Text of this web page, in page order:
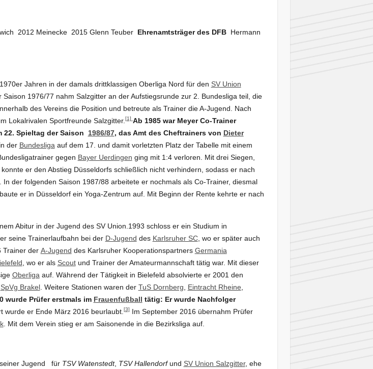
2012 Meinecke 2015 Glenn Teuber Ehrenamtsträger des DFBHermann
Jahren in der damals drittklassigen Oberliga Nord für den SV Union
1976/77 nahm Salzgitter an der Aufstiegsrunde zur 2. Bundesliga teil, die
des Vereins die Position und betreute als Trainer die A-Jugend. Nach
Lokalrivalen Sportfreunde Salzgitter. [1] Ab 1985 war Meyer Co-Trainer
22. Spieltag der Saison 1986/87, das Amt des Cheftrainers von Dieter
der Bundesliga auf dem 17. und damit vorletzten Platz der Tabelle mit einem
gegen Bayer Uerdingen ging mit 1:4 verloren. Mit drei Siegen,
er den Abstieg Düsseldorfs schließlich nicht verhindern, sodass er nach
der folgenden Saison 1987/88 arbeitete er nochmals als Co-Trainer, diesmal
er in Düsseldorf ein Yoga-Zentrum auf. Mit Beginn der Rente kehrte er nach
Abitur in der Jugend des SV Union.1993 schloss er ein Studium in
seine Trainerlaufbahn bei der D-Jugend des Karlsruher SC, wo er später auch
Trainer der A-Jugend des Karlsruher Kooperationspartners Germania
, wo er als Scoutund Trainer der Amateurmannschaft tätig war. Mit dieser
Oberliga auf. Während der Tätigkeit in Bielefeld absolvierte er 2001 den
SpVg Brakel. Weitere Stationen waren der TuS Dornberg Eintracht Rheine
wurde Prüfer erstmals im Frauenfußball tätig: Er wurde Nachfolger
wurde er Ende März 2016 beurlaubt. [3] Im September 2016 übernahm Prüfer
. Mit dem Verein stieg er am Saisonende in die Bezirksliga auf.
seiner Jugend für TSV Watenstedt, TSV Hallendorfund SV Union Salzgitter, ehe